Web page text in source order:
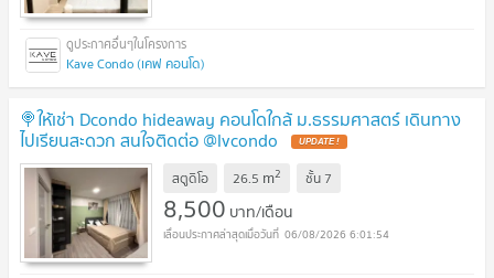
Kave Condo (เคฟ คอนโด)
🍭ให้เช่า Dcondo hideaway คอนโดใกล้ ม.ธรรมศาสตร์ เดินทาง
ไปเรียนสะดวก สนใจติดต่อ @lvcondo
สตูดิโอ 26.5 m2 ชั้น 7
8,500 บาท/เดือน
06/08/2026 6:01:54